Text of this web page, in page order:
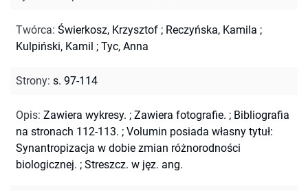
Twórca: Świerkosz, Krzysztof ; Reczyńska, Kamila ;
Kulpiński, Kamil ; Tyc, Anna
Strony: s. 97-114
Opis: Zawiera wykresy. ; Zawiera fotografie. ; Bibliografia
na stronach 112-113. ; Volumin posiada własny tytuł:
Synantropizacja w dobie zmian różnorodności
biologicznej. ; Streszcz. w jęz. ang.